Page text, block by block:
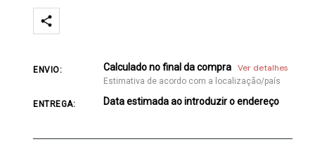
ENVIO: Calculado no final da compra Ver detalhes
Estimativa de acordo com a localização/país
ENTREGA: Data estimada ao introduzir o endereço